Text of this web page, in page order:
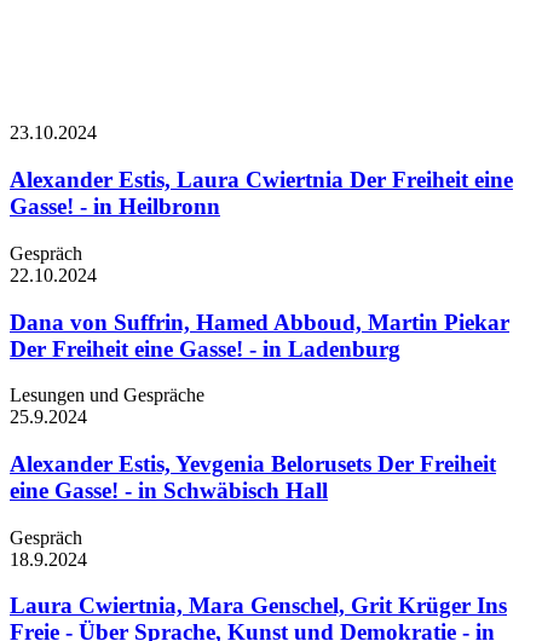
23.10.2024
Alexander Estis, Laura Cwiertnia Der Freiheit eine
Gasse! - in Heilbronn
Gespräch
22.10.2024
Dana von Suffrin, Hamed Abboud, Martin Piekar
Der Freiheit eine Gasse! - in Ladenburg
Lesungen und Gespräche
25.9.2024
Alexander Estis, Yevgenia Belorusets Der Freiheit
eine Gasse! - in Schwäbisch Hall
Gespräch
18.9.2024
Laura Cwiertnia, Mara Genschel, Grit Krüger Ins
Freie - Über Sprache, Kunst und Demokratie - in